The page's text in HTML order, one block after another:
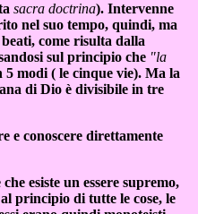
sacra doctrina). Intervenne
nel suo tempo, quindi, ma
come risulta dalla
sul principio che "la
modi ( le cinque vie). Ma la
di Dio è divisibile in tre
e conoscere direttamente
esiste un essere supremo,
principio di tutte le cose, le